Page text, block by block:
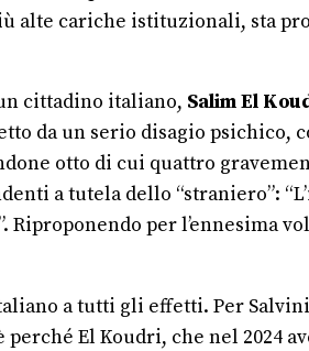
cariche istituzionali, sta
cittadino italiano, Salim El
da un serio disagio
otto di cui quattro
a tutela dello “straniero”:
per l’ennesima
a tutti gli effetti. Per
El Koudri, che nel 2024